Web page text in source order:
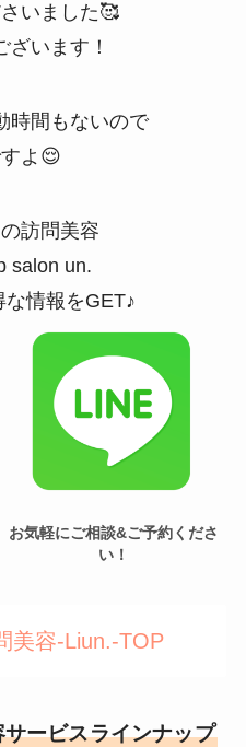
いました🥰
ざいます！
時間もないので
よ😌
訪問美容
salon un.
情報をGET♪
お気軽にご相談&ご予約くださ
い！
美容-Liun.-TOP
ービスラインナップ